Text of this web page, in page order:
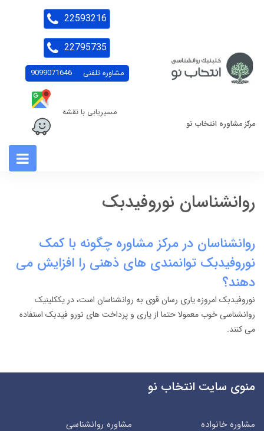
مرکز مشاوره انتخاب نو
مشاوره تلفنی 9099071646
مسیریابی با نقشه
22593216
22795735
روانشناسان نوروفیدبک
روانشناسان در مرکز مشاوره چگونه با کمک
نوروفیدبک توانمندی های ذهنی را افزایش می
دهند؟
نوروفیدبک امروزه یاری رسان قوی به روانشناسان است، در یککلینیک
روانشناسی خوب معمولا حتما از یاری و پرداخت های نورو فیدبک استفاده
می کنند.
منوی سایت انتخاب نو
مشاوره خانواده
مشاوره روانشناسی